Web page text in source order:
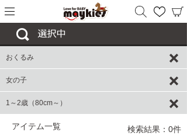
おくるみ
女の子
1～2歳（80cm～）
アイテム一覧 検索結果：0件